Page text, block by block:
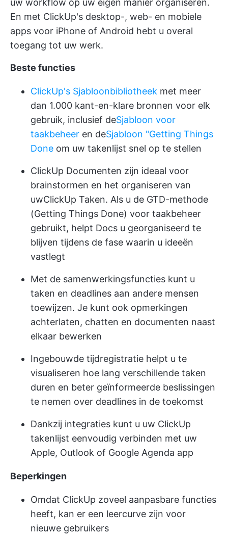
En met ClickUp's desktop-, web- en mobiele
apps voor iPhone of Android hebt u overal
toegang tot uw werk.
Beste functies
ClickUp's Sjabloonbibliotheek met meer
dan 1.000 kant-en-klare bronnen voor elk
gebruik, inclusief deSjabloon voor
taakbeheer en deSjabloon "Getting Things
Done om uw takenlijst snel op te stellen
ClickUp Documenten zijn ideaal voor
brainstormen en het organiseren van
uwClickUp Taken. Als u de GTD-methode
(Getting Things Done) voor taakbeheer
gebruikt, helpt Docs u georganiseerd te
blijven tijdens de fase waarin u ideeën
vastlegt
Met de samenwerkingsfuncties kunt u
taken en deadlines aan andere mensen
toewijzen. Je kunt ook opmerkingen
achterlaten, chatten en documenten naast
elkaar bewerken
Ingebouwde tijdregistratie helpt u te
visualiseren hoe lang verschillende taken
duren en beter geïnformeerde beslissingen
te nemen over deadlines in de toekomst
Dankzij integraties kunt u uw ClickUp
takenlijst eenvoudig verbinden met uw
Apple, Outlook of Google Agenda app
Beperkingen
Omdat ClickUp zoveel aanpasbare functies
heeft, kan er een leercurve zijn voor
nieuwe gebruikers